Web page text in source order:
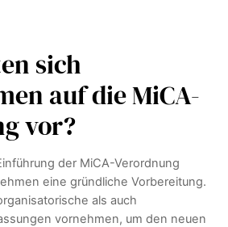
sich
auf die MiCA-
vor?
der MiCA-Verordnung
eine gründliche Vorbereitung.
als auch
vornehmen, um den neuen